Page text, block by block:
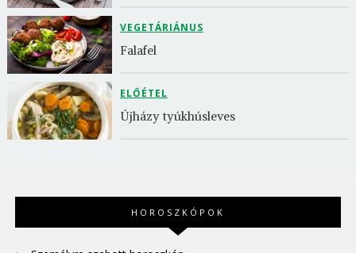
VEGETÁRIÁNUS
Falafel
ELŐÉTEL
Újházy tyúkhúsleves
HOROSZKÓPOK